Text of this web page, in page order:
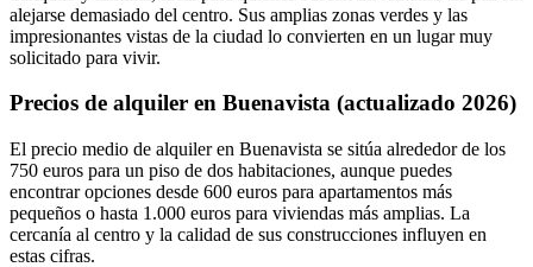
alejarse demasiado del centro. Sus amplias zonas verdes y las
impresionantes vistas de la ciudad lo convierten en un lugar muy
solicitado para vivir.
Precios de alquiler en Buenavista (actualizado 2026)
El precio medio de alquiler en Buenavista se sitúa alrededor de los
750 euros para un piso de dos habitaciones, aunque puedes
encontrar opciones desde 600 euros para apartamentos más
pequeños o hasta 1.000 euros para viviendas más amplias. La
cercanía al centro y la calidad de sus construcciones influyen en
estas cifras.